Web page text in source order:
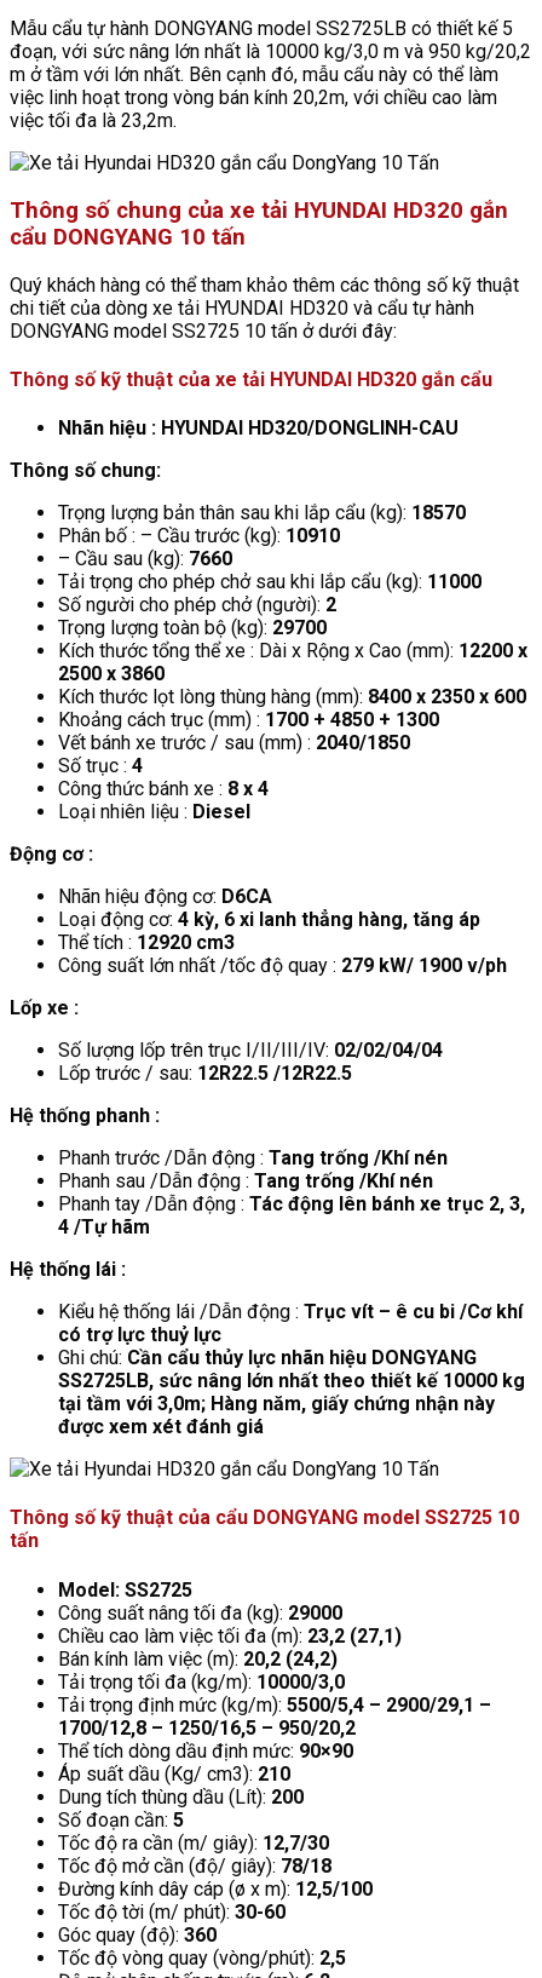
Mẫu cẩu tự hành DONGYANG model SS2725LB có thiết kế 5
đoạn, với sức nâng lớn nhất là 10000 kg/3,0 m và 950 kg/20,2
m ở tầm với lớn nhất. Bên cạnh đó, mẫu cẩu này có thể làm
việc linh hoạt trong vòng bán kính 20,2m, với chiều cao làm
việc tối đa là 23,2m.
Thông số chung của xe tải HYUNDAI HD320 gắn
cẩu DONGYANG 10 tấn
Quý khách hàng có thể tham khảo thêm các thông số kỹ thuật
chi tiết của dòng xe tải HYUNDAI HD320 và cẩu tự hành
DONGYANG model SS2725 10 tấn ở dưới đây:
Thông số kỹ thuật của xe tải HYUNDAI HD320 gắn cẩu
Nhãn hiệu : HYUNDAI HD320/DONGLINH-CAU
Thông số chung:
Trọng lượng bản thân sau khi lắp cẩu (kg): 18570
Phân bố : – Cầu trước (kg): 10910
– Cầu sau (kg): 7660
Tải trọng cho phép chở sau khi lắp cẩu (kg): 11000
Số người cho phép chở (người): 2
Trọng lượng toàn bộ (kg): 29700
Kích thước tổng thể xe : Dài x Rộng x Cao (mm): 12200 x
2500 x 3860
Kích thước lọt lòng thùng hàng (mm): 8400 x 2350 x 600
Khoảng cách trục (mm) : 1700 + 4850 + 1300
Vết bánh xe trước / sau (mm) : 2040/1850
Số trục : 4
Công thức bánh xe : 8 x 4
Loại nhiên liệu : Diesel
Động cơ :
Nhãn hiệu động cơ: D6CA
Loại động cơ: 4 kỳ, 6 xi lanh thẳng hàng, tăng áp
Thể tích : 12920 cm3
Công suất lớn nhất /tốc độ quay : 279 kW/ 1900 v/ph
Lốp xe :
Số lượng lốp trên trục I/II/III/IV: 02/02/04/04
Lốp trước / sau: 12R22.5 /12R22.5
Hệ thống phanh :
Phanh trước /Dẫn động : Tang trống /Khí nén
Phanh sau /Dẫn động : Tang trống /Khí nén
Phanh tay /Dẫn động : Tác động lên bánh xe trục 2, 3,
4 /Tự hãm
Hệ thống lái :
Kiểu hệ thống lái /Dẫn động : Trục vít – ê cu bi /Cơ khí
có trợ lực thuỷ lực
Ghi chú: Cần cẩu thủy lực nhãn hiệu DONGYANG
SS2725LB, sức nâng lớn nhất theo thiết kế 10000 kg
tại tầm với 3,0m; Hàng năm, giấy chứng nhận này
được xem xét đánh giá
Thông số kỹ thuật của cẩu DONGYANG model SS2725 10
tấn
Model: SS2725
Công suất nâng tối đa (kg): 29000
Chiều cao làm việc tối đa (m): 23,2 (27,1)
Bán kính làm việc (m): 20,2 (24,2)
Tải trọng tối đa (kg/m): 10000/3,0
Tải trọng định mức (kg/m): 5500/5,4 – 2900/29,1 –
1700/12,8 – 1250/16,5 – 950/20,2
Thể tích dòng dầu định mức: 90×90
Áp suất dầu (Kg/ cm3): 210
Dung tích thùng dầu (Lít): 200
Số đoạn cần: 5
Tốc độ ra cần (m/ giây): 12,7/30
Tốc độ mở cần (độ/ giây): 78/18
Đường kính dây cáp (ø x m): 12,5/100
Tốc độ tời (m/ phút): 30-60
Góc quay (độ): 360
Tốc độ vòng quay (vòng/phút): 2,5